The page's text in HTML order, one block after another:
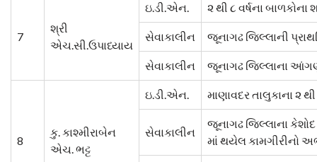
7
શ્રી
એચ.સી.ઉપાધ્યાય
ઇ.ડી.એન. ૨ થી ૮ વર્ષના
સેવાકાલીન જૂનાગઢ જિલ્લાની
સેવાકાલીન જૂનાગઢ જિલ્લાના
8
કુ. કાશ્મીરાબેન
એચ. ભટ્ટ
ઇ.ડી.એન. માણાવદર તાલુકાના ૨
સેવાકાલીન
જૂનાગઢ જિલ્લાના કેશોદ
માં થયેલ કામગીરીનો